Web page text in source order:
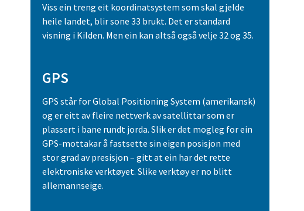
Viss ein treng eit koordinatsystem som skal gjelde
heile landet, blir sone 33 brukt. Det er standard
visning i Kilden. Men ein kan altså også velje 32 og 35.
GPS
GPS står for Global Positioning System (amerikansk)
og er eitt av fleire nettverk av satellittar som er
plassert i bane rundt jorda. Slik er det mogleg for ein
GPS-mottakar å fastsette sin eigen posisjon med
stor grad av presisjon – gitt at ein har det rette
elektroniske verktøyet. Slike verktøy er no blitt
allemannseige.